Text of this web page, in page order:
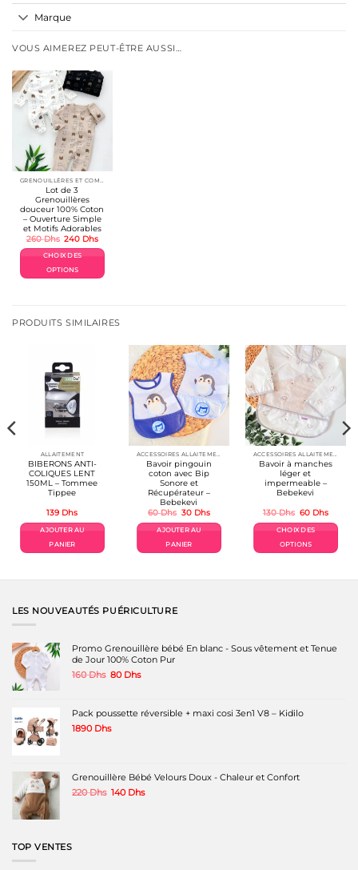
Marque
VOUS AIMEREZ PEUT-ÊTRE AUSSI…
Lot de 3
Grenouillères
douceur 100% Coton
– Ouverture Simple
et Motifs Adorables
260Dhs Le
initial
était :
260 Dhs.
240 DhsLe
actuel
CHOIX DES
OPTIONS
plusieurs
peuvent
être
choisies
sur
la
page
produit
PRODUITS SIMILAIRES
ALLAITEMENT
BIBERONS ANTI-
COLIQUES LENT
150ML – Tommee
Tippee
139 Dhs
AJOUTER AU
PANIER
ACCESSOIRES ALLAITEMENT / REPAS
Bavoir pingouin
coton avec Bip
Sonore et
Récupérateur –
Bebekevi
60Dhs Le
initial
était :
60 Dhs.
30 DhsLe
actuel
AJOUTER AU
PANIER
ACCESSOIRES ALLAITEMENT / REPAS
Bavoir à manches
léger et
impermeable –
Bebekevi
130Dhs Le
initial
était :
130 Dhs.
60 DhsLe
actuel
CHOIX DES
OPTIONS
a
être
du
LES NOUVEAUTÉS PUÉRICULTURE
Promo Grenouillère bébé En blanc - Sous vêtement et Tenue
de Jour 100% Coton Pur
160Dhs Le
160 Dhs.
80 DhsLe
est :
80 Dhs.
Pack poussette réversible + maxi cosi 3en1 V8 – Kidilo
1890 Dhs
Grenouillère Bébé Velours Doux - Chaleur et Confort
220Dhs Le
140 DhsLe
TOP VENTES